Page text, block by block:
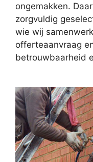
ongemakken.
zorgvuldig
wie wij
offerteaanvraag
betrouwbaarheid